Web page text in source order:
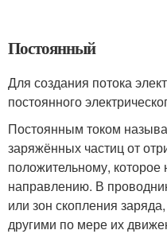
Постоянный
Для создания потока
постоянного
Постоянным током
заряжённых частиц от
положительному, которое
направлению. В
или зон скопления
другими по мере их